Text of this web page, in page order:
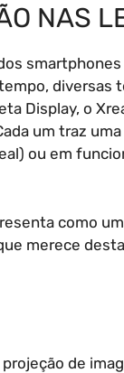
NAS
diversas
Display, o
um traz
ou em
como
merece
de